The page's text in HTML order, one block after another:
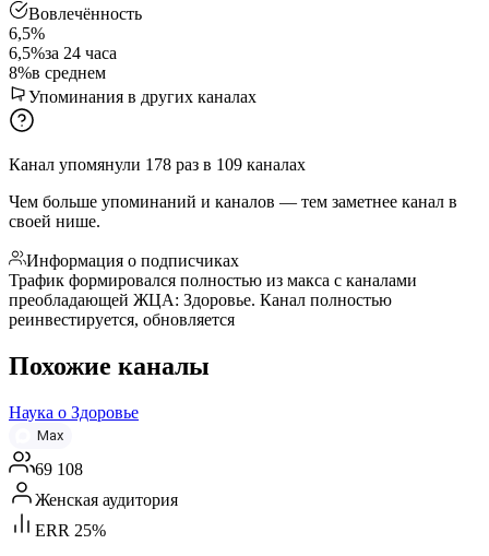
Вовлечённость
6,5%
6,5%за 24 часа
8%в среднем
Упоминания в других каналах
Канал упомянули 178 раз в 109 каналах
Чем больше упоминаний и каналов — тем заметнее канал в
своей нише.
Информация о подписчиках
Трафик формировался полностью из макса с каналами
преобладающей ЖЦА: Здоровье. Канал полностью
реинвестируется, обновляется
Похожие каналы
Наука о Здоровье
Max
69 108
Женская аудитория
ERR 25%